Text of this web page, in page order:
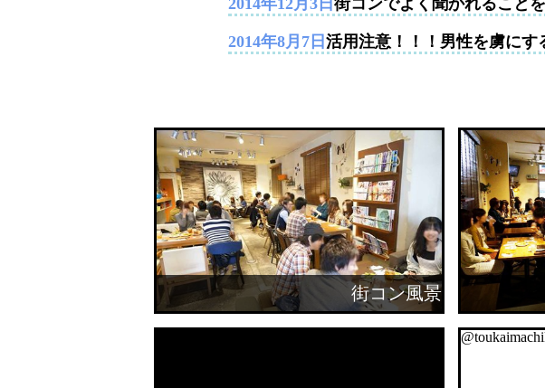
2014年12月3日 街コンでよく聞かれること
2014年8月7日 活用注意！！！男性を虜にす
街コン風景